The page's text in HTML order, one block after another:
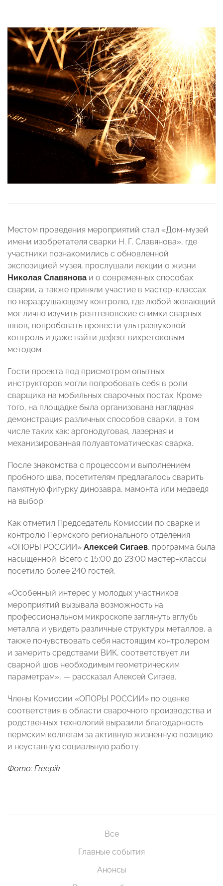
Местом проведения мероприятий стал «Дом-музей
имени изобретателя сварки Н. Г. Славянова», где
участники познакомились с обновленной
экспозицией музея, прослушали лекции о жизни
Николая Славянова и о современных способах
сварки, а также приняли участие в мастер-классах
по неразрушающему контролю, где любой желающий
мог лично изучить рентгеновские снимки сварных
швов, попробовать провести ультразвуковой
контроль и даже найти дефект вихретоковым
методом.
Гости проекта под присмотром опытных
инструкторов могли попробовать себя в роли
сварщика на мобильных сварочных постах. Кроме
того, на площадке была организована наглядная
демонстрация различных способов сварки, в том
числе таких как: аргонодуговая, лазерная и
механизированная полуавтоматическая сварка.
После знакомства с процессом и выполнением
пробного шва, посетителям предлагалось сварить
памятную фигурку динозавра, мамонта или медведя
на выбор.
Как отметил Председатель Комиссии по сварке и
контролю Пермского регионального отделения
«ОПОРЫ РОССИИ» Алексей Сигаев, программа была
насыщенной. Всего с 15:00 до 23:00 мастер-классы
посетило более 240 гостей.
«Особенный интерес у молодых участников
мероприятий вызывала возможность на
профессиональном микроскопе заглянуть вглубь
металла и увидеть различные структуры металлов, а
также почувствовать себя настоящим контролером
и замерить средствами ВИК, соответствует ли
сварной шов необходимым геометрическим
параметрам», — рассказал Алексей Сигаев.
Члены Комиссии «ОПОРЫ РОССИИ» по оценке
соответствия в области сварочного производства и
родственных технологий выразили благодарность
пермским коллегам за активную жизненную позицию
и неустанную социальную работу.
Фото: Freepik
Все
Главные события
Анонсы